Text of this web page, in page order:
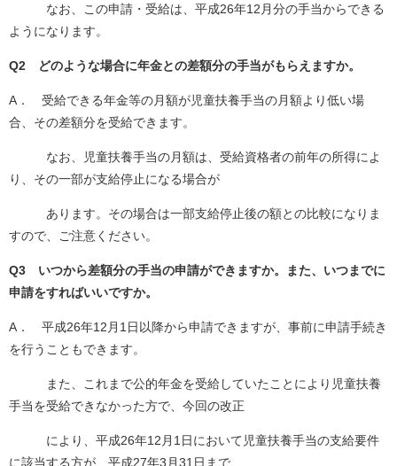
なお、この申請・受給は、平成26年12月分の手当からできる
ようになります。
Q2 どのような場合に年金との差額分の手当がもらえますか。
A． 受給できる年金等の月額が児童扶養手当の月額より低い場
合、その差額分を受給できます。
なお、児童扶養手当の月額は、受給資格者の前年の所得によ
り、その一部が支給停止になる場合が
あります。その場合は一部支給停止後の額との比較になりま
すので、ご注意ください。
Q3 いつから差額分の手当の申請ができますか。また、いつまでに
申請をすればいいですか。
A． 平成26年12月1日以降から申請できますが、事前に申請手続き
を行うこともできます。
また、これまで公的年金を受給していたことにより児童扶養
手当を受給できなかった方で、今回の改正
により、平成26年12月1日において児童扶養手当の支給要件
に該当する方が、平成27年3月31日まで